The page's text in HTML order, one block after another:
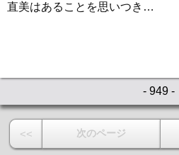
直美はあることを思いつき…
- 949 -
<< 次のページ